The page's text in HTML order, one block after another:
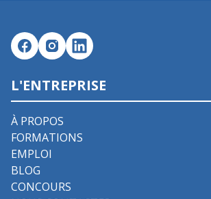
L'ENTREPRISE
À PROPOS
FORMATIONS
EMPLOI
BLOG
CONCOURS